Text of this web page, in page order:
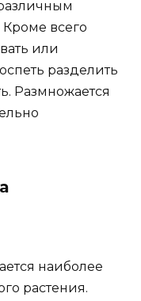
всего
или
разделить
Размножается
наиболее
растения.